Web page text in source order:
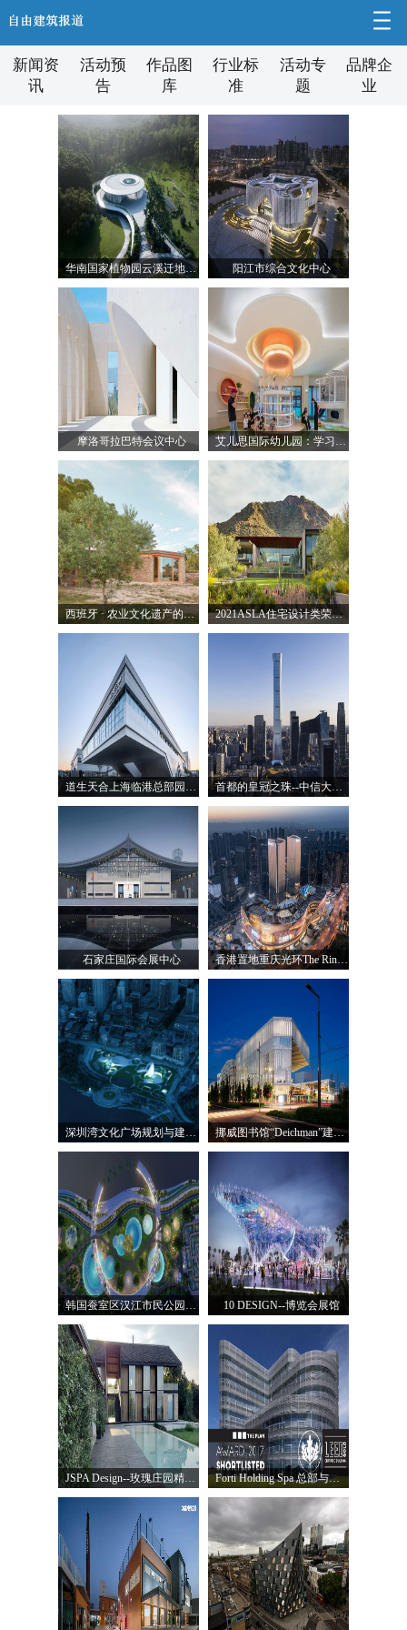
新闻资
讯
活动预
告
作品图
库
行业标
准
活动专
题
品牌企
业
华南国家植物园云溪迁地保护示范区——花城艺术馆 阳江市综合文化中心
摩洛哥拉巴特会议中心 艾儿思国际幼儿园：学习的艺术 | Kokaistudios
西班牙 · 农业文化遗产的新生 / NUA arquitectures 2021ASLA住宅设计类荣誉奖：影子水流住宅，美国亚利桑那州 /
道生天合上海临港总部园区 / DUTS杜兹设计 首都的皇冠之珠--中信大厦（中国尊）/ KPF
石家庄国际会展中心 香港置地重庆光环The Ring购物公园
深圳湾文化广场规划与建筑设计 | MAD 挪威图书馆“Deichman”建筑设计 | Atelier Oslo Lund Hagem
韩国蚕室区汉江市民公园 天然游泳池 10 DESIGN--博览会展馆
JSPA Design--玫瑰庄园精品酒店 Forti Holding Spa 总部与办公楼 / ATIproject 亚梯